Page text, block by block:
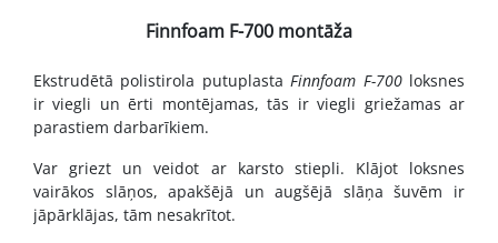
Finnfoam F-700 montāža
Ekstrudētā polistirola putuplasta Finnfoam F-700loksnes
ir viegli un ērti montējamas, tās ir viegli griežamas ar
parastiem darbarīkiem.
Var griezt un veidot ar karsto stiepli. Klājot loksnes
vairākos slāņos, apakšējā un augšējā slāņa šuvēm ir
jāpārklājas, tām nesakrītot.